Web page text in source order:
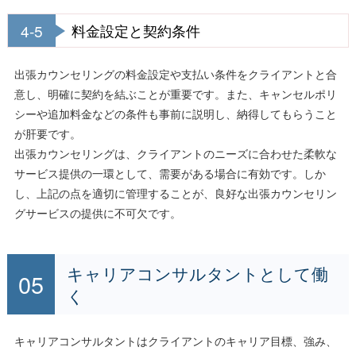
4-5 料金設定と契約条件
出張カウンセリングの料金設定や支払い条件をクライアントと合
意し、明確に契約を結ぶことが重要です。また、キャンセルポリ
シーや追加料金などの条件も事前に説明し、納得してもらうこと
が肝要です。
出張カウンセリングは、クライアントのニーズに合わせた柔軟な
サービス提供の一環として、需要がある場合に有効です。しか
し、上記の点を適切に管理することが、良好な出張カウンセリン
グサービスの提供に不可欠です。
キャリアコンサルタントとして働
く
キャリアコンサルタントはクライアントのキャリア目標、強み、